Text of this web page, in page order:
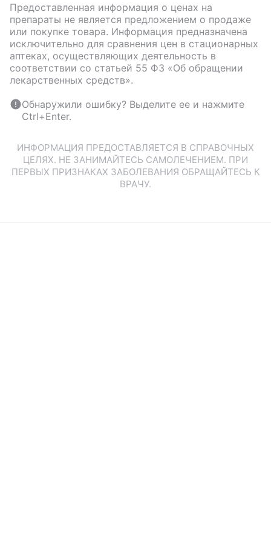
Предоставленная информация о ценах на
препараты не является предложением о продаже
или покупке товара. Информация предназначена
исключительно для сравнения цен в стационарных
аптеках, осуществляющих деятельность в
соответствии со статьей 55 ФЗ «Об обращении
лекарственных средств».
Обнаружили ошибку? Выделите ее и нажмите
Ctrl+Enter.
ИНФОРМАЦИЯ ПРЕДОСТАВЛЯЕТСЯ В СПРАВОЧНЫХ
ЦЕЛЯХ. НЕ ЗАНИМАЙТЕСЬ САМОЛЕЧЕНИЕМ. ПРИ
ПЕРВЫХ ПРИЗНАКАХ ЗАБОЛЕВАНИЯ ОБРАЩАЙТЕСЬ К
ВРАЧУ.